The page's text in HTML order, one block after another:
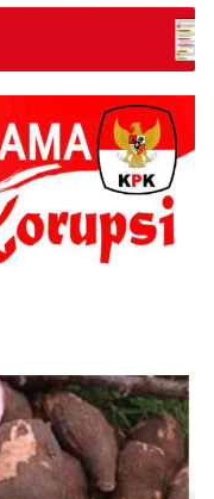
Klarifikasi
Isu Pengusiran
Pengusiran,